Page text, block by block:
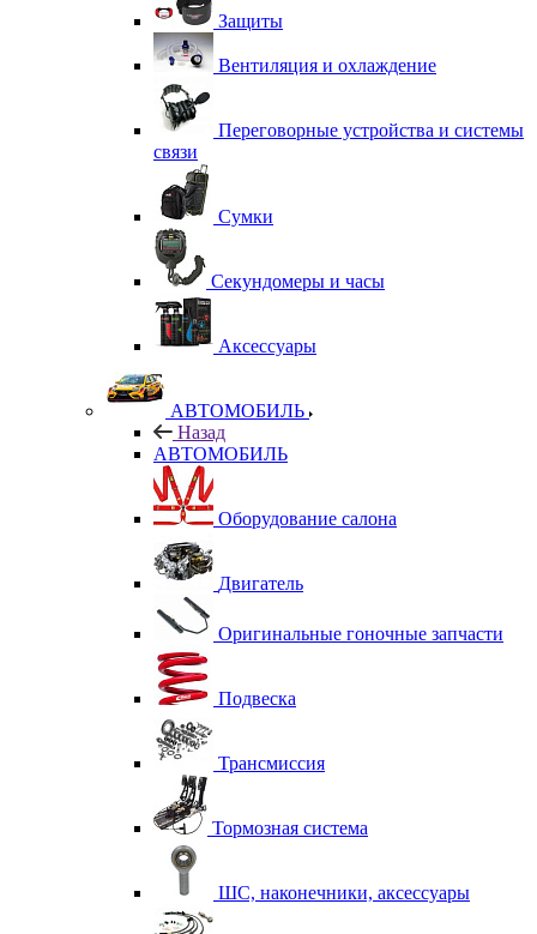
Защиты
Вентиляция и охлаждение
Переговорные устройства и системы
связи
Сумки
Секундомеры и часы
Аксессуары
АВТОМОБИЛЬ
Назад
АВТОМОБИЛЬ
Оборудование салона
Двигатель
Оригинальные гоночные запчасти
Подвеска
Трансмиссия
Тормозная система
ШС, наконечники, аксессуары